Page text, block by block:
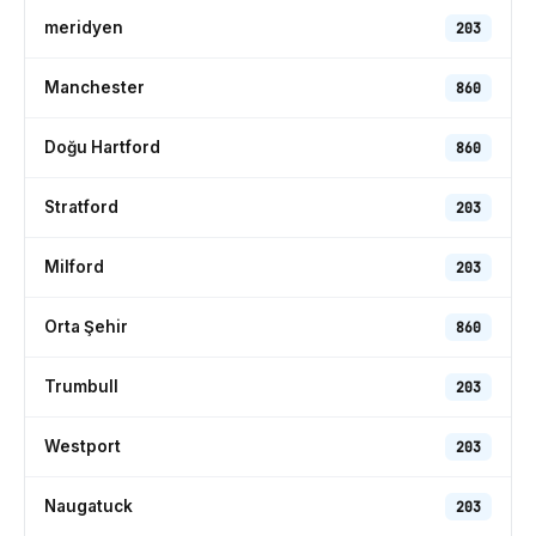
meridyen 203
Manchester 860
Doğu Hartford 860
Stratford 203
Milford 203
Orta Şehir 860
Trumbull 203
Westport 203
Naugatuck 203